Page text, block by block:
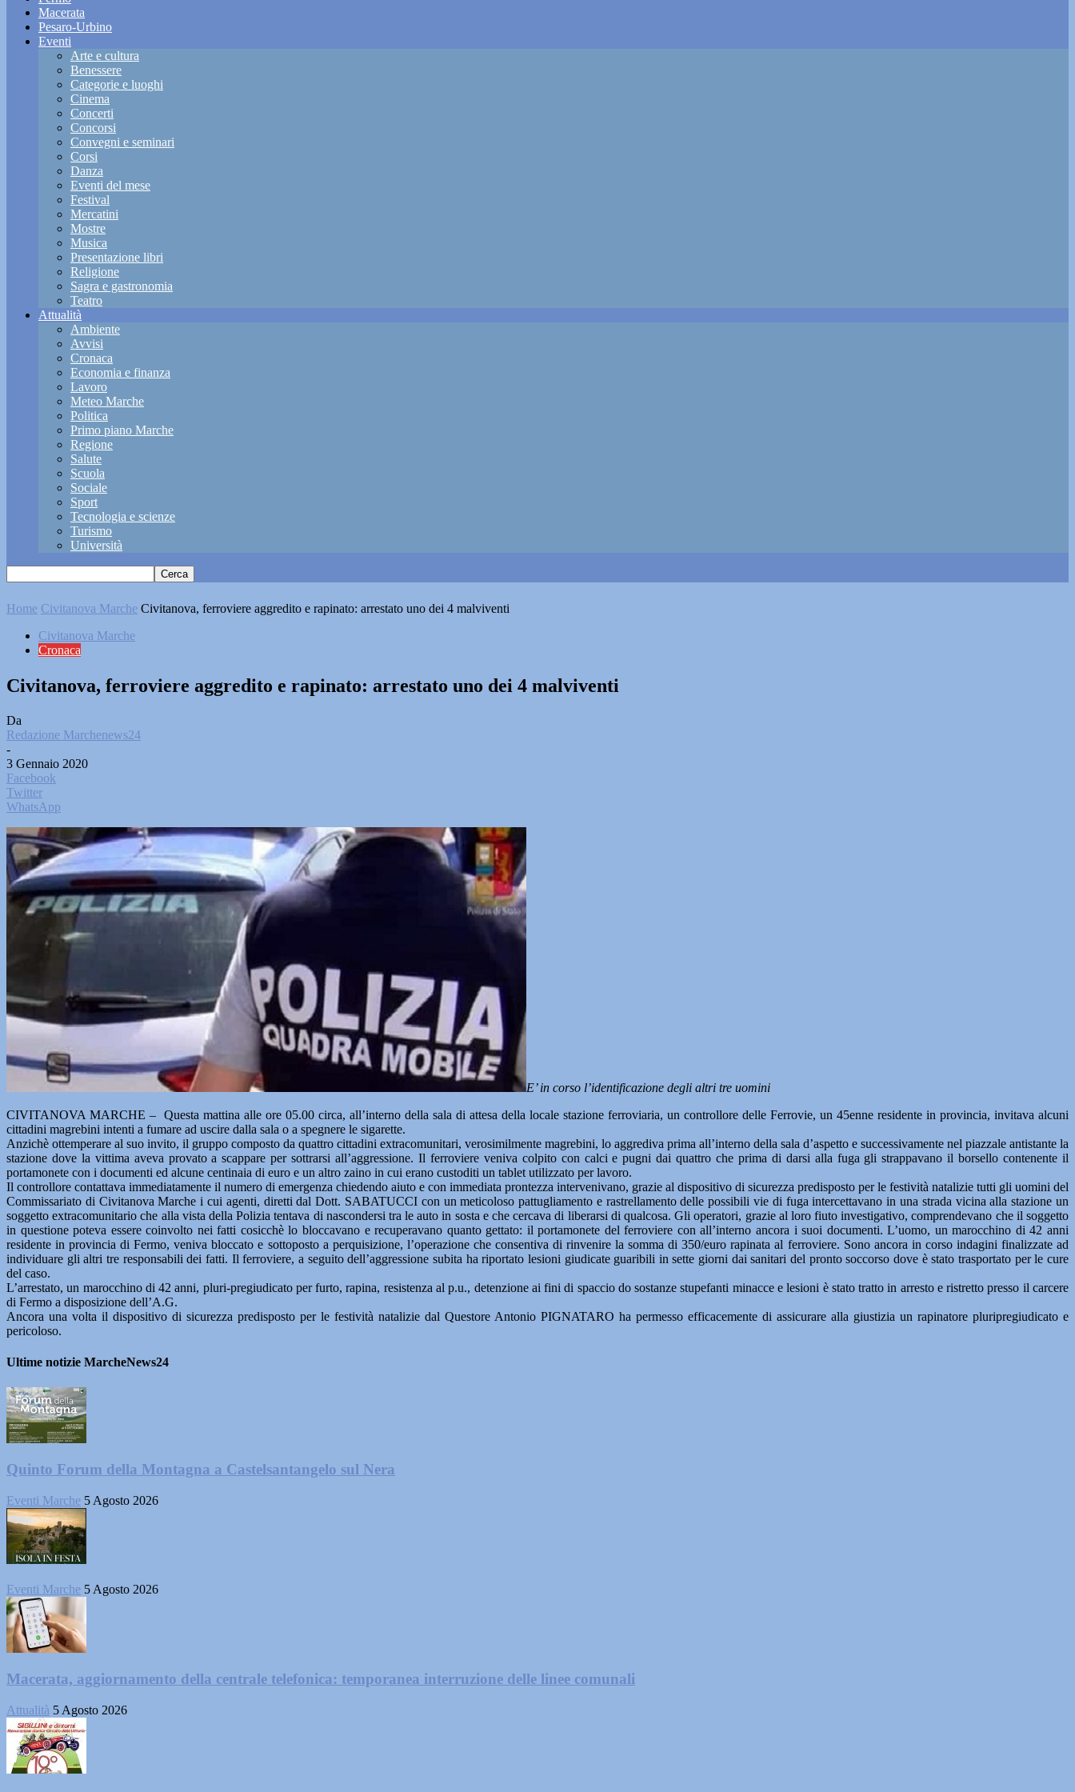
Macerata
Pesaro-Urbino
Eventi
Arte e cultura
Benessere
Categorie e luoghi
Cinema
Concerti
Concorsi
Convegni e seminari
Corsi
Danza
Eventi del mese
Festival
Mercatini
Mostre
Musica
Presentazione libri
Religione
Sagra e gastronomia
Teatro
Attualità
Ambiente
Avvisi
Cronaca
Economia e finanza
Lavoro
Meteo Marche
Politica
Primo piano Marche
Regione
Salute
Scuola
Sociale
Sport
Tecnologia e scienze
Turismo
Università
Home Civitanova Marche Civitanova, ferroviere aggredito e rapinato: arrestato uno dei 4 malviventi
Civitanova Marche
Cronaca
Civitanova, ferroviere aggredito e rapinato: arrestato uno dei 4 malviventi
Da
Redazione Marchenews24
-
3 Gennaio 2020
Facebook
Twitter
WhatsApp
E’ in corso l’identificazione degli altri tre uomini
CIVITANOVA MARCHE – Questa mattina alle ore 05.00 circa, all’interno della sala di attesa della locale stazione ferroviaria, un controllore delle Ferrovie, un 45enne residente in provincia, invitava alcuni
cittadini magrebini intenti a fumare ad uscire dalla sala o a spegnere le sigarette.
Anzichè ottemperare al suo invito, il gruppo composto da quattro cittadini extracomunitari, verosimilmente magrebini, lo aggrediva prima all’interno della sala d’aspetto e successivamente nel piazzale antistante la
stazione dove la vittima aveva provato a scappare per sottrarsi all’aggressione. Il ferroviere veniva colpito con calci e pugni dai quattro che prima di darsi alla fuga gli strappavano il borsello contenente il
portamonete con i documenti ed alcune centinaia di euro e un altro zaino in cui erano custoditi un tablet utilizzato per lavoro.
Il controllore contattava immediatamente il numero di emergenza chiedendo aiuto e con immediata prontezza intervenivano, grazie al dispositivo di sicurezza predisposto per le festività natalizie tutti gli uomini del
Commissariato di Civitanova Marche i cui agenti, diretti dal Dott. SABATUCCI con un meticoloso pattugliamento e rastrellamento delle possibili vie di fuga intercettavano in una strada vicina alla stazione un
soggetto extracomunitario che alla vista della Polizia tentava di nascondersi tra le auto in sosta e che cercava di liberarsi di qualcosa. Gli operatori, grazie al loro fiuto investigativo, comprendevano che il soggetto
in questione poteva essere coinvolto nei fatti cosicchè lo bloccavano e recuperavano quanto gettato: il portamonete del ferroviere con all’interno ancora i suoi documenti. L’uomo, un marocchino di 42 anni
residente in provincia di Fermo, veniva bloccato e sottoposto a perquisizione, l’operazione che consentiva di rinvenire la somma di 350/euro rapinata al ferroviere. Sono ancora in corso indagini finalizzate ad
individuare gli altri tre responsabili dei fatti. Il ferroviere, a seguito dell’aggressione subita ha riportato lesioni giudicate guaribili in sette giorni dai sanitari del pronto soccorso dove è stato trasportato per le cure
del caso.
L’arrestato, un marocchino di 42 anni, pluri-pregiudicato per furto, rapina, resistenza al p.u., detenzione ai fini di spaccio do sostanze stupefanti minacce e lesioni è stato tratto in arresto e ristretto presso il carcere
di Fermo a disposizione dell’A.G.
Ancora una volta il dispositivo di sicurezza predisposto per le festività natalizie dal Questore Antonio PIGNATARO ha permesso efficacemente di assicurare alla giustizia un rapinatore pluripregiudicato e
pericoloso.
Ultime notizie MarcheNews24
Quinto Forum della Montagna a Castelsantangelo sul Nera
Eventi Marche 5 Agosto 2026
Eventi Marche 5 Agosto 2026
Macerata, aggiornamento della centrale telefonica: temporanea interruzione delle linee comunali
Attualità 5 Agosto 2026